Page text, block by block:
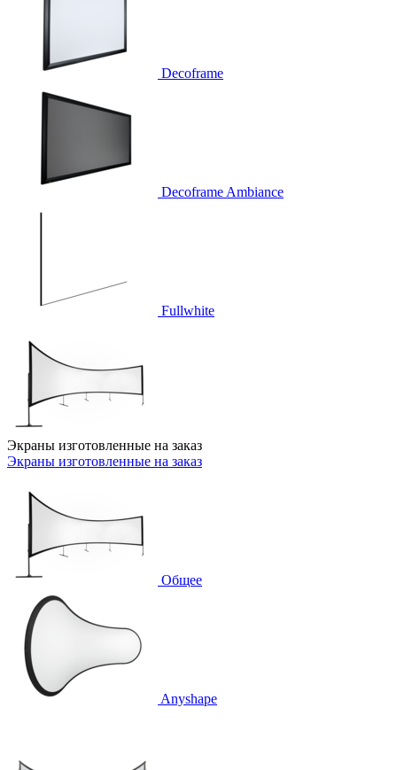
Decoframe
Decoframe Ambiance
Fullwhite
Экраны изготовленные на заказ
Экраны изготовленные на заказ
Общее
Anyshape